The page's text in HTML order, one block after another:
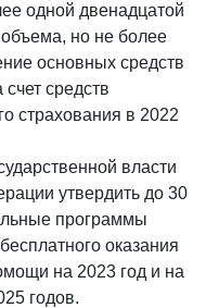
одной двенадцатой
объема, но не более
основных средств
средств
страхования в 2022
власти
утвердить до 30
программы
оказания
на 2023 год и на
годов.